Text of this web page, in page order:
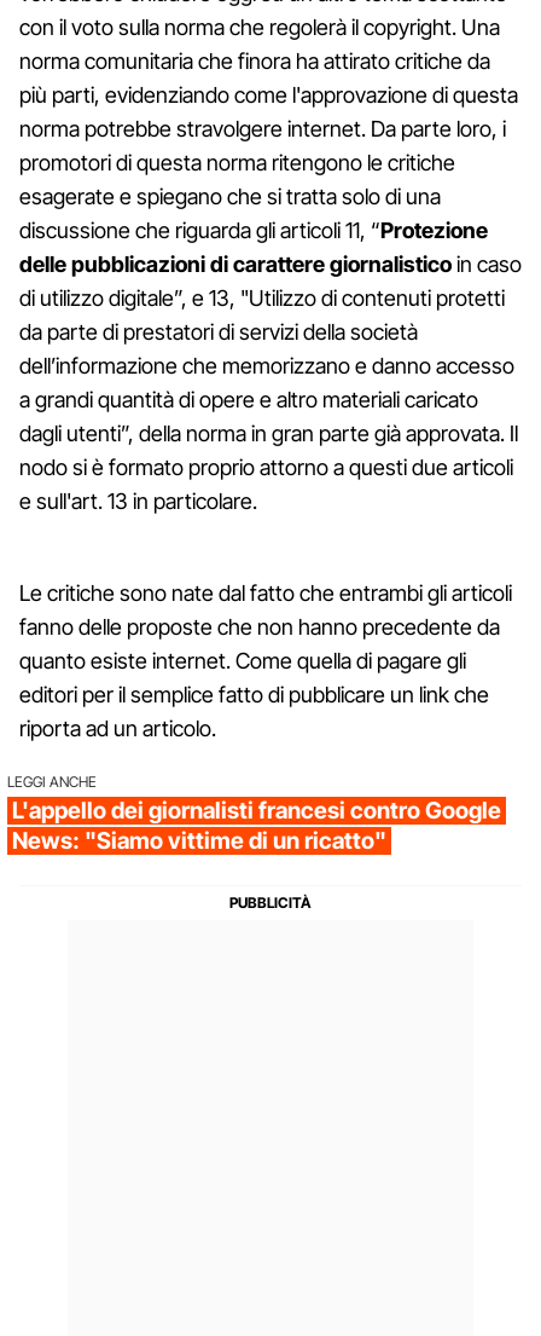
con il voto sulla norma che regolerà il copyright. Una
norma comunitaria che finora ha attirato critiche da
più parti, evidenziando come l'approvazione di questa
norma potrebbe stravolgere internet. Da parte loro, i
promotori di questa norma ritengono le critiche
esagerate e spiegano che si tratta solo di una
discussione che riguarda gli articoli 11, “Protezione
delle pubblicazioni di carattere giornalisticoin caso
di utilizzo digitale”, e 13, "Utilizzo di contenuti protetti
da parte di prestatori di servizi della società
dell’informazione che memorizzano e danno accesso
a grandi quantità di opere e altro materiali caricato
dagli utenti”, della norma in gran parte già approvata. Il
nodo si è formato proprio attorno a questi due articoli
e sull'art. 13 in particolare.
Le critiche sono nate dal fatto che entrambi gli articoli
fanno delle proposte che non hanno precedente da
quanto esiste internet. Come quella di pagare gli
editori per il semplice fatto di pubblicare un link che
riporta ad un articolo.
LEGGI ANCHE
L'appello dei giornalisti francesi contro Google
News: "Siamo vittime di un ricatto"